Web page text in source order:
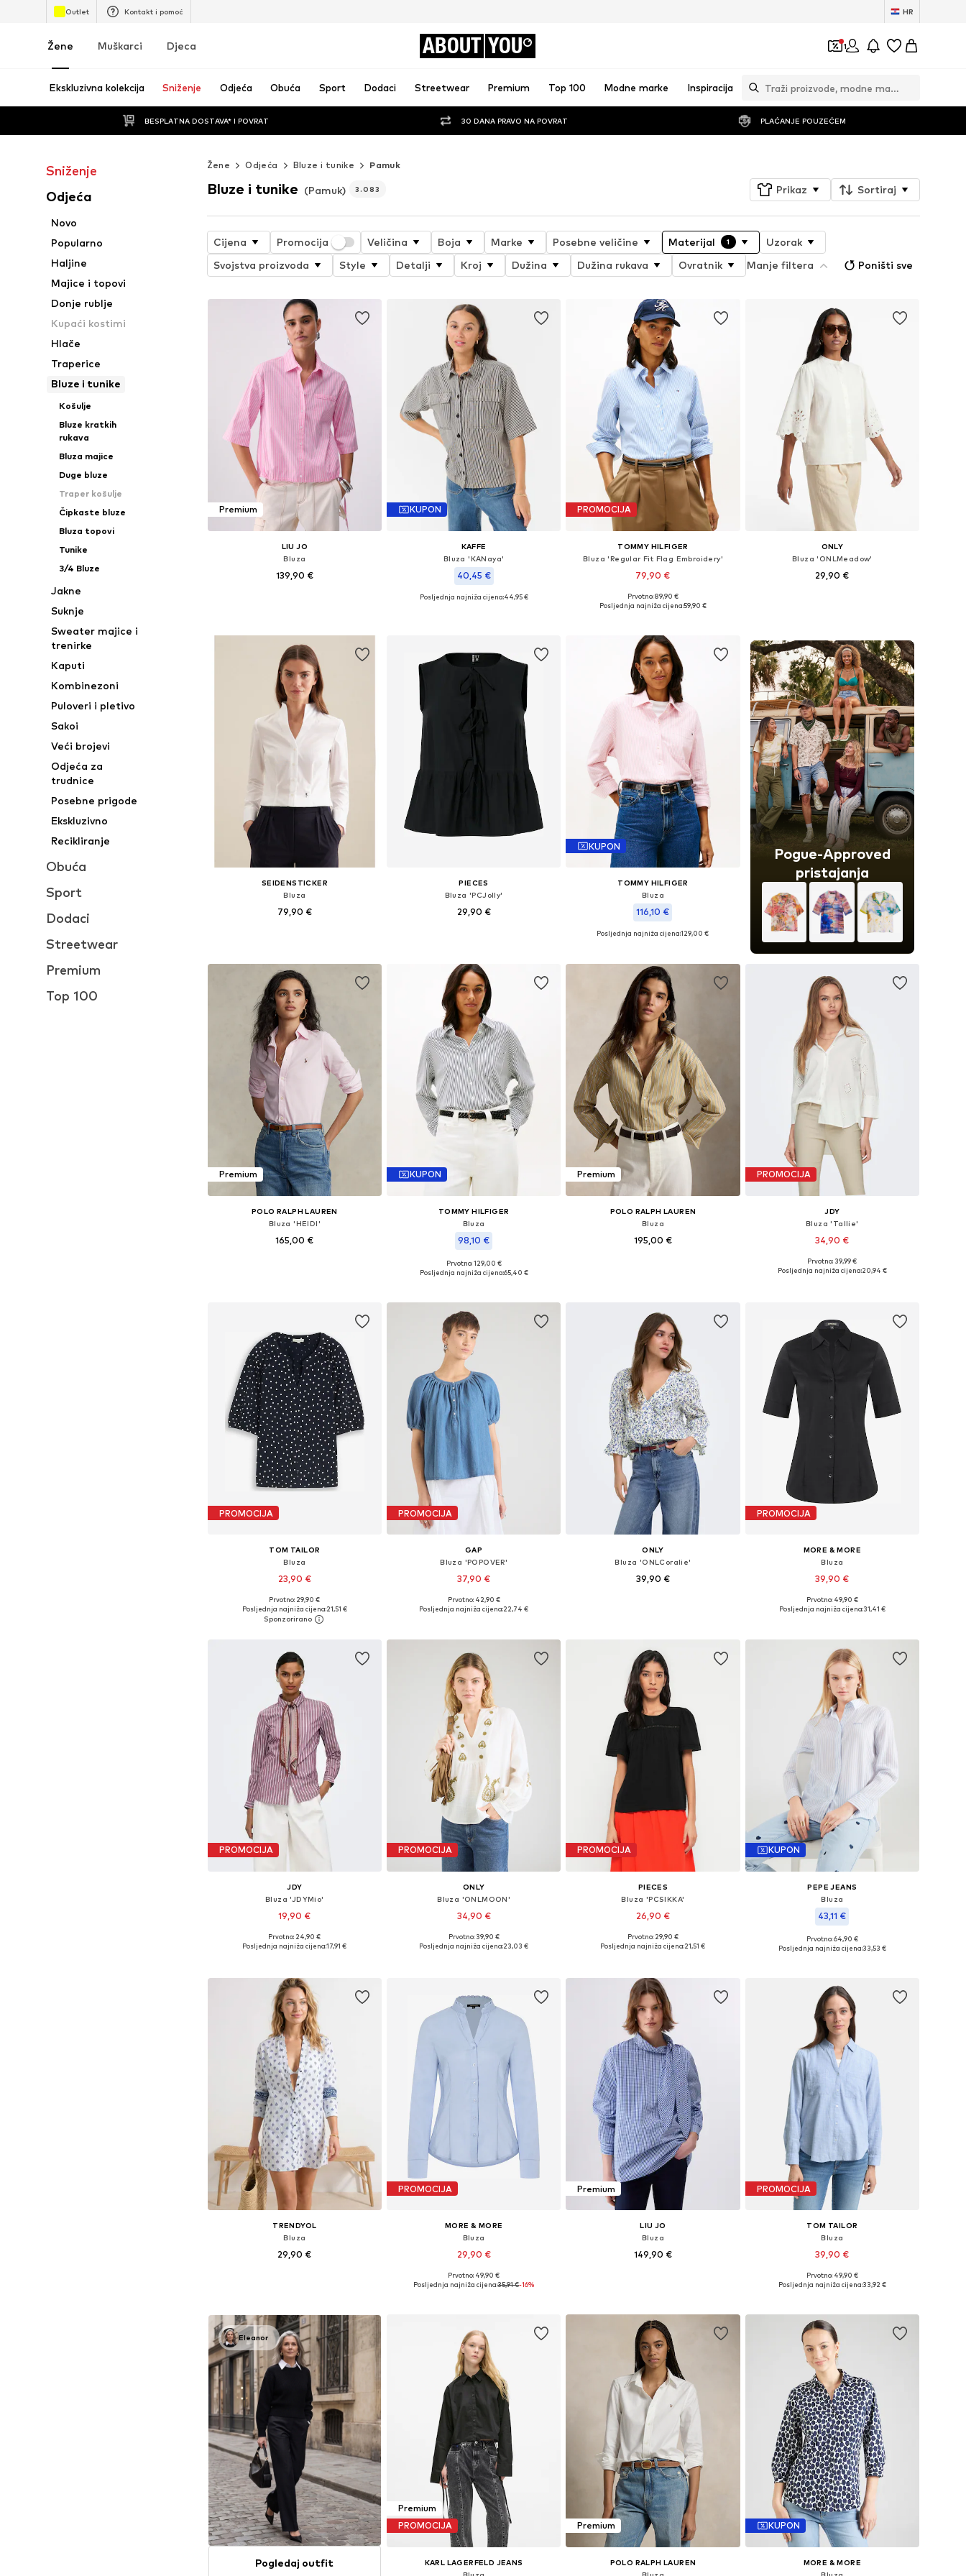
Outlet Kontakt i pomoć HR
Žene Muškarci Djeca ABOUT YOU 1
Ekskluzivna kolekcija Sniženje Odjeća Obuća Sport Dodaci Streetwear Premium Top 100 Modne marke Inspiracija
BESPLATNA DOSTAVA* I POVRAT 30 DANA PRAVO NA POVRAT PLAĆANJE POUZEĆEM
Sniženje
Odjeća
Novo
Popularno
Haljine
Majice i topovi
Donje rublje
Kupaći kostimi
Hlače
Traperice
Bluze i tunike
Košulje
Bluze kratkih
rukava
Bluza majice
Duge bluze
Traper košulje
Čipkaste bluze
Bluza topovi
Tunike
3/4 Bluze
Jakne
Suknje
Sweater majice i
trenirke
Kaputi
Kombinezoni
Puloveri i pletivo
Sakoi
Veći brojevi
Odjeća za
trudnice
Posebne prigode
Ekskluzivno
Recikliranje
Obuća
Sport
Dodaci
Streetwear
Premium
Top 100
Žene Odjeća Bluze i tunike Pamuk
Bluze i tunike (Pamuk) 3.083 Prikaz Sortiraj
Cijena Promocija Veličina Boja Marke Posebne veličine Materijal 1
Uzorak
Svojstva proizvoda
Style Detalji Kroj Dužina Dužina rukava Ovratnik Manje filtera Poništi sve
Premium
LIU JO
Bluza
139,90 €
KUPON
KAFFE
Bluza 'KANaya'
40,45 €
Dostupne veličine: XS, S, M, XL, XXL, XXXL
Posljednja najniža cijena:44,95 €
PROMOCIJA
TOMMY HILFIGER
Bluza 'Regular Fit Flag Embroidery'
79,90 €
+ 2
Dostupno u više veličina
Prvotno: 89,90 €
Posljednja najniža cijena:59,90 €
ONLY
Bluza 'ONLMeadow'
29,90 €
SEIDENSTICKER
Bluza
79,90 €
PIECES
Bluza 'PCJolly'
29,90 €
KUPON
TOMMY HILFIGER
Bluza
116,10 €
Dostupne veličine: XS, S, M, L
Posljednja najniža cijena:129,00 €
Pogue-Approved
pristajanja
Premium
POLO RALPH LAUREN
Bluza 'HEIDI'
165,00 €
KUPON
TOMMY HILFIGER
Bluza
98,10 €
Dostupne veličine: XS, S, M, L, XL
Prvotno: 129,00 €
Posljednja najniža cijena:65,40 €
Premium
POLO RALPH LAUREN
Bluza
195,00 €
PROMOCIJA
JDY
Bluza 'Tallie'
34,90 €
Dostupne veličine: XS, S, M, L, XL
Prvotno: 39,99 €
Posljednja najniža cijena:20,94 €
PROMOCIJA
TOM TAILOR
Bluza
23,90 €
Dostupne veličine: XS, S, M, L, XL, XXL
Dodaj u košaricu
Prvotno: 29,90 €
Posljednja najniža cijena:21,51 €
PROMOCIJA
GAP
Bluza 'POPOVER'
37,90 €
Dostupne veličine: XS, S, M, L, XL
Prvotno: 42,90 €
Posljednja najniža cijena:22,74 €
ONLY
Bluza 'ONLCoralie'
39,90 €
PROMOCIJA
MORE & MORE
Bluza
39,90 €
Dostupne veličine: XS, S, M, XL, XXL, XXXL
Prvotno: 49,90 €
Posljednja najniža cijena:31,41 €
PROMOCIJA
JDY
Bluza 'JDYMio'
19,90 €
+ 3
Dostupne veličine: XS, S, M, L, XL
Prvotno: 24,90 €
Posljednja najniža cijena:17,91 €
PROMOCIJA
ONLY
Bluza 'ONLMOON'
34,90 €
Dostupne veličine: XS, S, M, L, XL
Prvotno: 39,90 €
Posljednja najniža cijena:23,03 €
PROMOCIJA
PIECES
Bluza 'PCSIKKA'
26,90 €
Dostupne veličine: XS, S, M, L, XL
Prvotno: 29,90 €
Posljednja najniža cijena:21,51 €
KUPON
PEPE JEANS
Bluza
43,11 €
Dostupne veličine: XS, S, M, L
Prvotno: 64,90 €
Posljednja najniža cijena:33,53 €
TRENDYOL
Bluza
29,90 €
PROMOCIJA
MORE & MORE
Bluza
29,90 €
Dostupno u više veličina
Prvotno: 49,90 €
Posljednja najniža cijena:35,91 €-16%
Premium
LIU JO
Bluza
149,90 €
PROMOCIJA
TOM TAILOR
Bluza
39,90 €
+ 5
Dostupno u više veličina
Prvotno: 49,90 €
Posljednja najniža cijena:33,92 €
Eleanor
Pogledaj outfit
Premium
PROMOCIJA
KARL LAGERFELD JEANS
Bluza
Premium
POLO RALPH LAUREN
Bluza
KUPON
MORE & MORE
Bluza